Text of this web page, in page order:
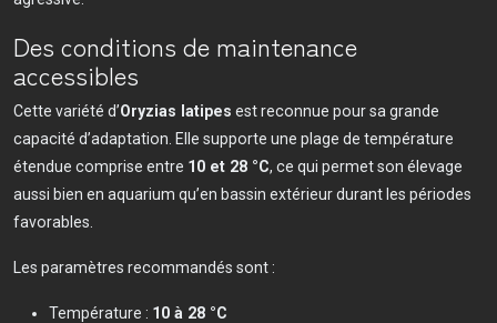
Des conditions de maintenance
accessibles
Cette variété d’Oryzias latipes est reconnue pour sa grande
capacité d’adaptation. Elle supporte une plage de température
étendue comprise entre 10 et 28 °C, ce qui permet son élevage
aussi bien en aquarium qu’en bassin extérieur durant les périodes
favorables.
Les paramètres recommandés sont :
Température : 10 à 28 °C